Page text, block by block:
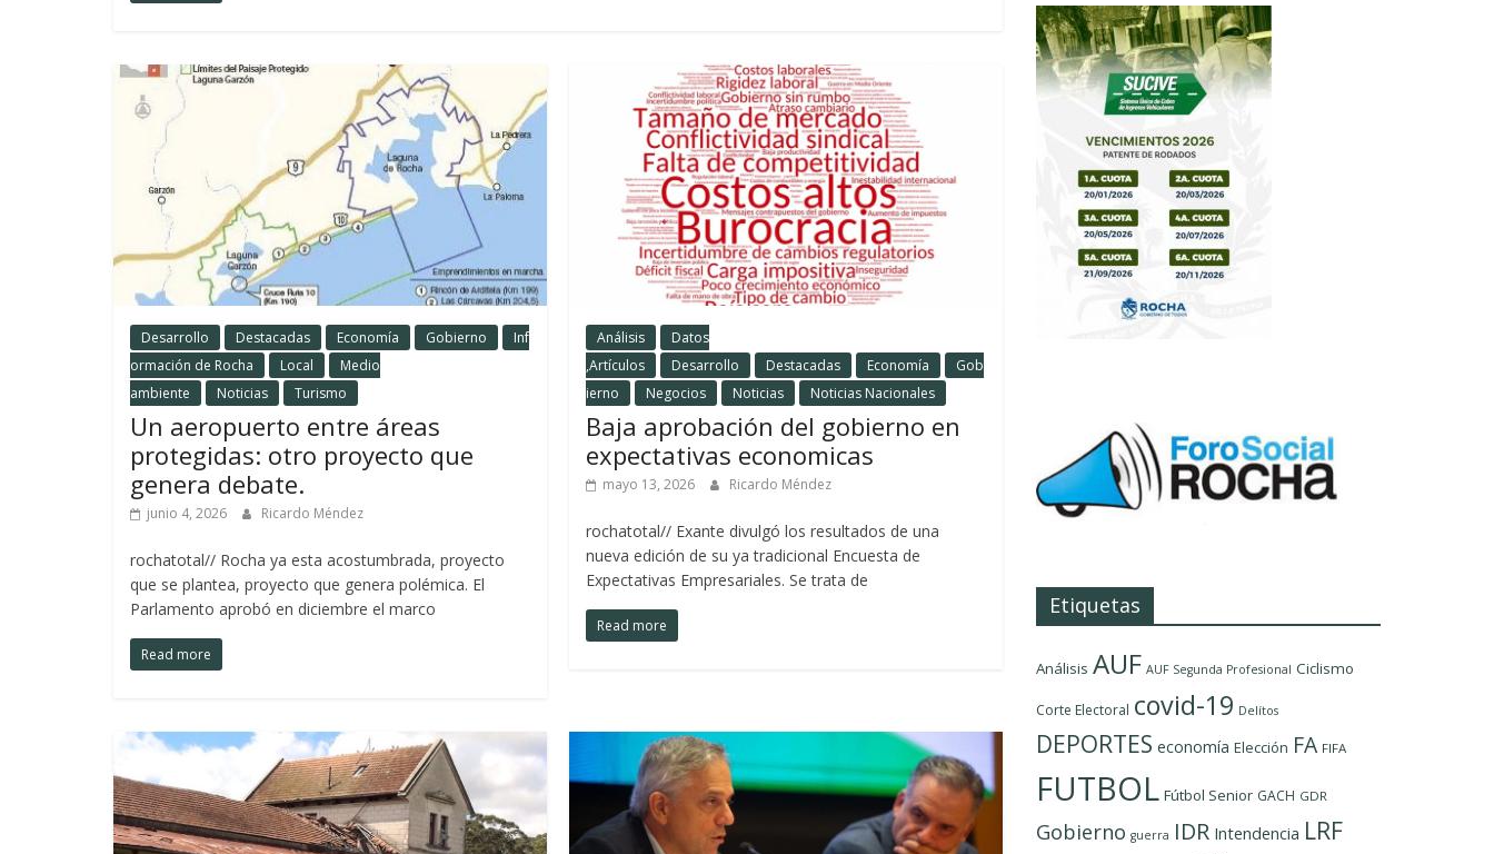
Desarrollo Destacadas Economía Gobierno
Inf
ormación de Rocha
Local
Medio
ambiente
Noticias Turismo
Un aeropuerto entre áreas
protegidas: otro proyecto que
genera debate.
junio 4, 2026 Ricardo Méndez
rochatotal// Rocha ya esta acostumbrada, proyecto
que se plantea, proyecto que genera polémica. El
Parlamento aprobó en diciembre el marco
Read more
Análisis
Datos
,Artículos
Desarrollo Destacadas Economía
Gob
ierno
Negocios Noticias Noticias Nacionales
Baja aprobación del gobierno en
expectativas economicas
mayo 13, 2026 Ricardo Méndez
rochatotal// Exante divulgó los resultados de una
nueva edición de su ya tradicional Encuesta de
Expectativas Empresariales. Se trata de
Read more
Etiquetas
Análisis AUF AUF Segunda Profesional Ciclismo
Corte Electoral covid-19 Delítos
DEPORTES economía Elección FA FIFA
FUTBOL Fútbol Senior GACH GDR
Gobierno guerra IDR Intendencia LRF